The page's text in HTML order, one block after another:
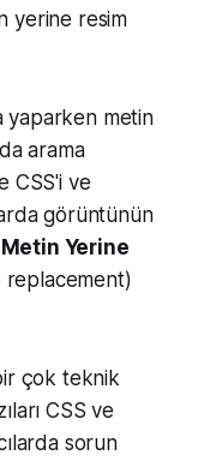
yerine resim
yaparken metin
arama
CSS'i ve
görüntünün
Metin Yerine
replacement)
çok teknik
CSS ve
sorun